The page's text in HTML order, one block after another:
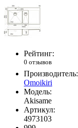
Рейтинг:
0 отзывов
Производитель:
Omoikiri
Модель:
Akisame
Артикул:
4973103